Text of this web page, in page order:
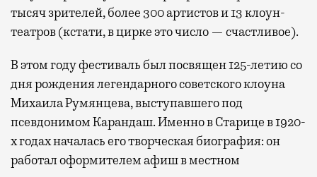
тысяч зрителей, более 300 артистов и 13 клоун-
театров (кстати, в цирке это число — счастливое).
В этом году фестиваль был посвящен 125-летию со
дня рождения легендарного советского клоуна
Михаила Румянцева, выступавшего под
псевдонимом Карандаш. Именно в Старице в 1920-
х годах началась его творческая биография: он
работал оформителем афиш в местном